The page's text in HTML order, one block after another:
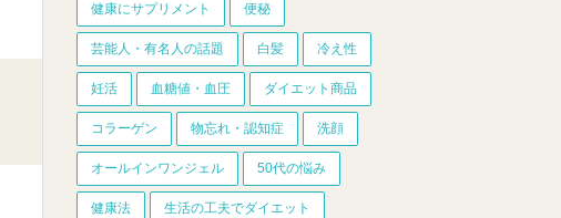
健康にサプリメント 便秘
芸能人・有名人の話題 白髪 冷え性
妊活 血糖値・血圧 ダイエット商品
コラーゲン 物忘れ・認知症 洗顔
オールインワンジェル 50代の悩み
健康法 生活の工夫でダイエット